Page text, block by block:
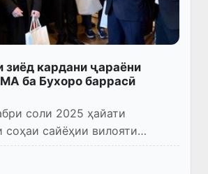
зиёд кардани ҷараёни
ба Бухоро баррасӣ
соли 2025 ҳайати
соҳаи сайёҳии вилояти
роҳбарии муовини ҳокими
масъалаҳои сайёҳӣ, фарҳанг,